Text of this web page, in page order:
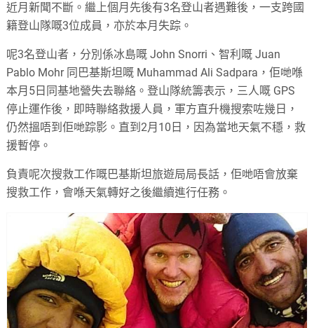
近月新聞不斷。繼上個月先後有3名登山者遇難後，一支跨國
籍登山隊嘅3位成員，亦於本月失踪。
呢3名登山者，分別係冰島嘅 John Snorri、智利嘅 Juan
Pablo Mohr 同巴基斯坦嘅 Muhammad Ali Sadpara，佢哋喺
本月5日同基地營失去聯絡。登山隊統籌表示，三人嘅 GPS
停止運作後，即時聯絡救援人員，軍方直升機搜索咗幾日，
仍然搵唔到佢哋踪影。直到2月10日，因為當地天氣不穩，救
援暫停。
負責呢次搜救工作嘅巴基斯坦旅遊局局長話，佢哋唔會放棄
搜救工作，會喺天氣轉好之後繼續進行任務。